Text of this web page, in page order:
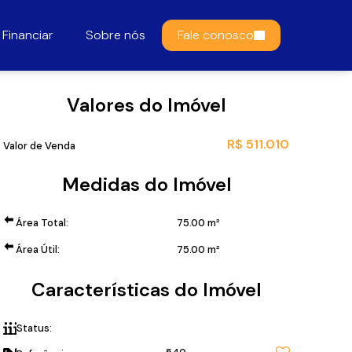
Fale conosco
Sobre nós
Financiar
Valores do Imóvel
R$ 511.010
Valor de Venda
Medidas do Imóvel
Área Total: 75.00 m²
Área Útil:
75.00 m²
Características do Imóvel
Status: